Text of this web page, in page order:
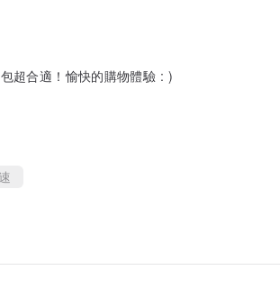
超合適！愉快的購物體驗 : )